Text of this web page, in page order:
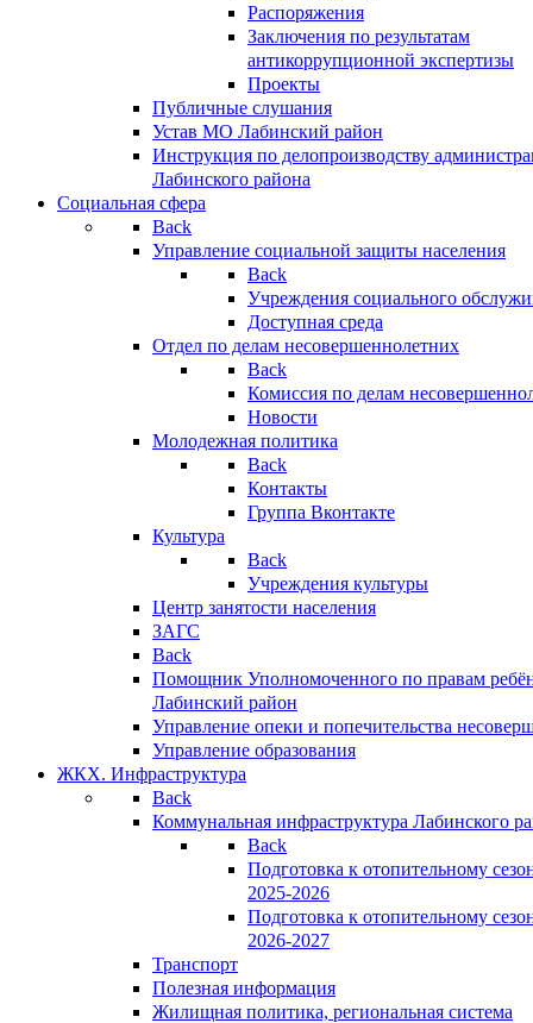
Распоряжения
Заключения по результатам
антикоррупционной экспертизы
Проекты
Публичные слушания
Устав МО Лабинский район
Инструкция по делопроизводству
Лабинского района
Социальная сфера
Back
Управление социальной защиты населения
Back
Учреждения социального
Доступная среда
Отдел по делам несовершеннолетних
Back
Комиссия по делам
Новости
Молодежная политика
Back
Контакты
Группа Вконтакте
Культура
Back
Учреждения культуры
Центр занятости населения
ЗАГС
Back
Помощник Уполномоченного по правам
Лабинский район
Управление опеки и попечительства
Управление образования
ЖКХ. Инфраструктура
Back
Коммунальная инфраструктура Лабинского
Back
Подготовка к отопительному
2025-2026
Подготовка к отопительному
2026-2027
Транспорт
Полезная информация
Жилищная политика, региональная система